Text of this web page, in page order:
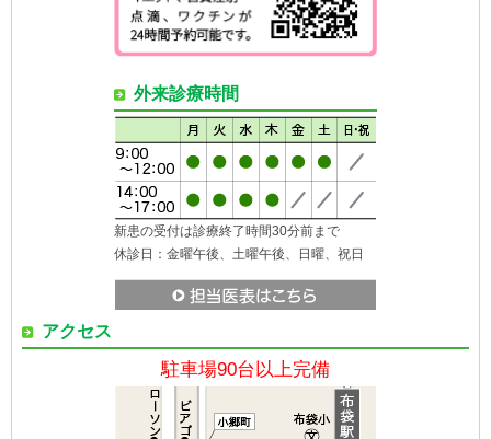
外来診療時間
新患の受付は診療終了時間30分前まで
休診日：金曜午後、土曜午後、日曜、祝日
アクセス
駐車場90台以上完備